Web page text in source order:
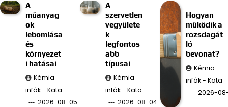
A
műanyag
ok
lebomlása
és
környezet
i hatásai
Kémia
infók - Kata
2026-08-05
A
szervetlen
vegyülete
k
legfontos
abb
típusai
Kémia
infók - Kata
2026-08-04
Hogyan
működik a
rozsdagát
ló
bevonat?
Kémia
infók - Kata
2026-